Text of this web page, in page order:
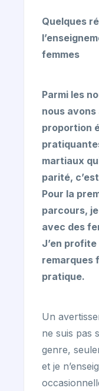
Quelques
femmes
Parmi les
nous
proportion
martiaux
parité,
Pour la
parcours,
avec des
J’en
remarques
pratique.
Un
ne suis pas
genre,
et je